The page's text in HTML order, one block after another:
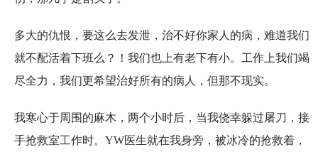
多大的仇恨，要这么去发泄，治不好你家人的病，难道我们
就不配活着下班么？！我们也上有老下有小。工作上我们竭
尽全力，我们更希望治好所有的病人，但那不现实。
我寒心于周围的麻木，两个小时后，当我侥幸躲过屠刀，接
手抢救室工作时。YW医生就在我身旁，被冰冷的抢救着，